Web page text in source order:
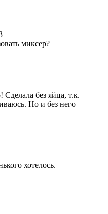
миксер?
Сделала без яйца, т.к.
Но и без него
хотелось.